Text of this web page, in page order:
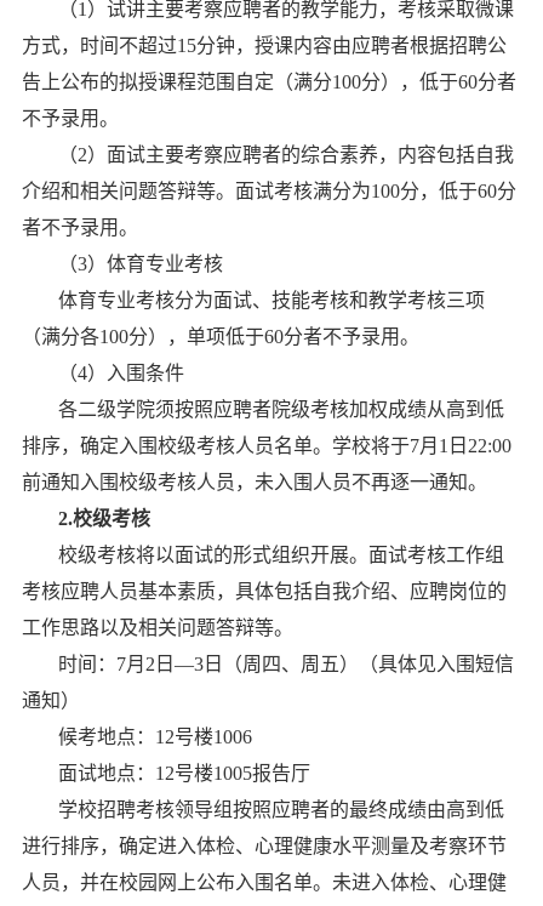
（1 ） 试讲主要考察应聘者的教学能力，考核采取微课
方式，时间不超过1 5分钟，授课内容由应聘者根据招聘公
告上公布的拟授课程范围自定（满分100分），低于60分者
不予录用。
（2） 面试主要考察应聘者的综合素养，内容包括自我
介绍和相关问题答辩等。面试考核满分为100分，低于60分
者不予录用。
（3）体育专业考核
体育专业考核分为面试、 技能考核和教学考核三项
（满分各100分）， 单项低于60分者不予录用。
（4）入围条件
各二级学院须按照应聘者院级考核加权成绩从高到低
排序，确定入围校级考核人员名单。学校将于7月1日22:00
前通知入围校级考核人员，未入围人员不再逐一通知。
2.校级考核
校级考核将以面试的形式组织开展。面试考核工作组
考核应聘人员基本素质，具体包括自我介绍、应聘岗位的
工作思路以及相关问题答辩等。
时间： 7月 2 日 —3日（周四、周五） （具体见入围短信
通知）
候考地点： 12号楼1006
面试地点： 12号楼1005报告厅
学校招聘考核领导组按照应聘者的最终成绩由高到低
进行排序， 确定进入体检、心理健康水平测量及考察环节
人员，并在校园网上公布入围名单。未进入体检、心理健